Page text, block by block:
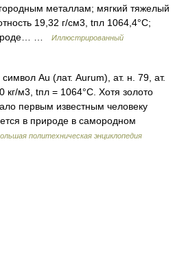
металлам; мягкий тяжелый
19,32 г/см3, tпл 1064,4°C;
…
Иллюстрированный
Au (лат. Aurum), ат. н. 79, ат.
кг/м3, tпл = 1064°С. Хотя золото
первым известным человеку
в природе в самородном
политехническая энциклопедия